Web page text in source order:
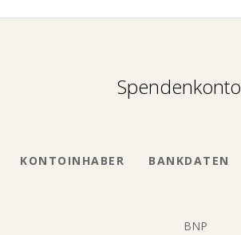
Spendenkonto
KONTOINHABER BANKDATEN
BNP